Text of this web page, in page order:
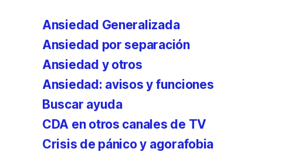
Ansiedad Generalizada
Ansiedad por separación
Ansiedad y otros
Ansiedad: avisos y funciones
Buscar ayuda
CDA en otros canales de TV
Crisis de pánico y agorafobia